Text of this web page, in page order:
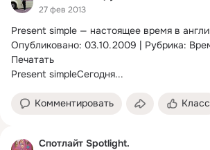
27 фев 2013
Present simple — настоящее время в
Опубликовано: 03.10.2009 | Рубрика:
Печатать
Present simpleСегодня...
Комментировать Класс
Спотлайт Spotlight.